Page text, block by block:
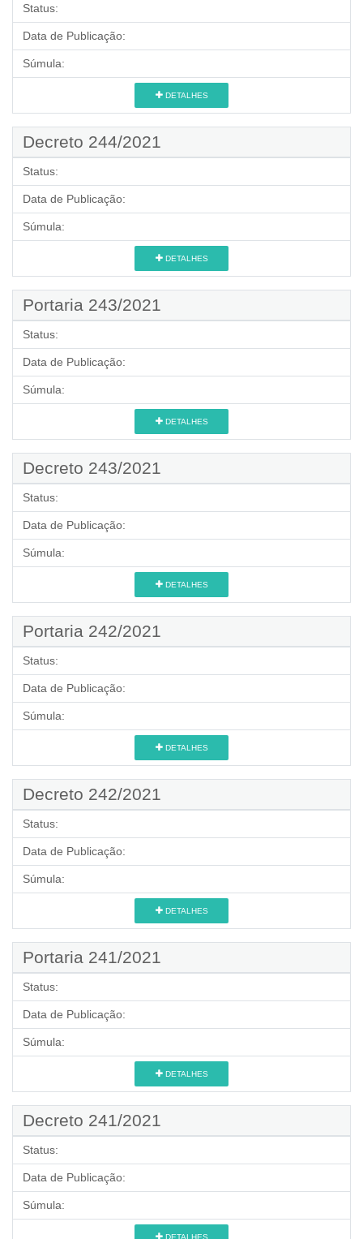
Status:
Data de Publicação:
Súmula:
DETALHES
Decreto 244/2021
Status:
Data de Publicação:
Súmula:
DETALHES
Portaria 243/2021
Status:
Data de Publicação:
Súmula:
DETALHES
Decreto 243/2021
Status:
Data de Publicação:
Súmula:
DETALHES
Portaria 242/2021
Status:
Data de Publicação:
Súmula:
DETALHES
Decreto 242/2021
Status:
Data de Publicação:
Súmula:
DETALHES
Portaria 241/2021
Status:
Data de Publicação:
Súmula:
DETALHES
Decreto 241/2021
Status:
Data de Publicação:
Súmula:
DETALHES